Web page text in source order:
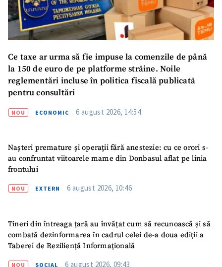
Ce taxe ar urma să fie impuse la comenzile de până
la 150 de euro de pe platforme străine. Noile
reglementări incluse în politica fiscală publicată
pentru consultări
NOU ECONOMIC 6 august 2026, 14:54
Nașteri premature și operații fără anestezie: cu ce orori s-
au confruntat viitoarele mame din Donbasul aflat pe linia
frontului
NOU EXTERN 6 august 2026, 10:46
Tineri din întreaga țară au învățat cum să recunoască și să
combată dezinformarea în cadrul celei de-a doua ediții a
Taberei de Reziliență Informațională
NOU SOCIAL 6 august 2026, 09:43
Fotografie
+ Încarcă imagine